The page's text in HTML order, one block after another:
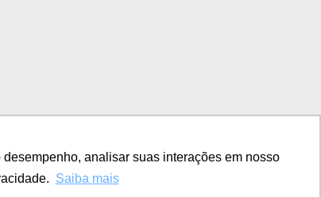
analisar suas interações em nosso
Saiba mais
Diferenciais